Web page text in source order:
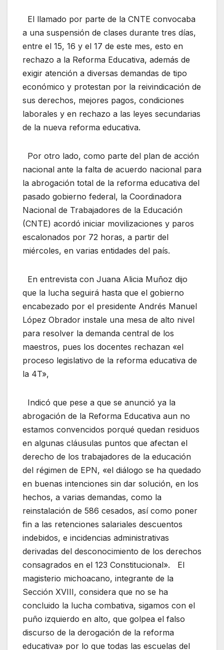
El llamado por parte de la CNTE convocaba
a una suspensión de clases durante tres días,
entre el 15, 16 y el 17 de este mes, esto en
rechazo a la Reforma Educativa, además de
exigir atención a diversas demandas de tipo
económico y protestan por la reivindicación de
sus derechos, mejores pagos, condiciones
laborales y en rechazo a las leyes secundarias
de la nueva reforma educativa.
Por otro lado, como parte del plan de acción
nacional ante la falta de acuerdo nacional para
la abrogación total de la reforma educativa del
pasado gobierno federal, la Coordinadora
Nacional de Trabajadores de la Educación
(CNTE) acordó iniciar movilizaciones y paros
escalonados por 72 horas, a partir del
miércoles, en varias entidades del país.
En entrevista con Juana Alicia Muñoz dijo
que la lucha seguirá hasta que el gobierno
encabezado por el presidente Andrés Manuel
López Obrador instale una mesa de alto nivel
para resolver la demanda central de los
maestros, pues los docentes rechazan «el
proceso legislativo de la reforma educativa de
la 4T»,
Indicó que pese a que se anunció ya la
abrogación de la Reforma Educativa aun no
estamos convencidos porqué quedan residuos
en algunas cláusulas puntos que afectan el
derecho de los trabajadores de la educación
del régimen de EPN, «el diálogo se ha quedado
en buenas intenciones sin dar solución, en los
hechos, a varias demandas, como la
reinstalación de 586 cesados, así como poner
fin a las retenciones salariales descuentos
indebidos, e incidencias administrativas
derivadas del desconocimiento de los derechos
consagrados en el 123 Constitucional». El
magisterio michoacano, integrante de la
Sección XVIII, considera que no se ha
concluido la lucha combativa, sigamos con el
puño izquierdo en alto, que golpea el falso
discurso de la derogación de la reforma
educativa» por lo que todas las escuelas del